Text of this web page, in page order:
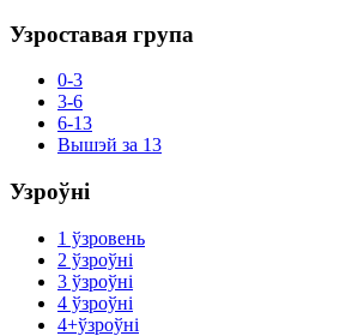
Узроставая група
0-3
3-6
6-13
Вышэй за 13
Узроўні
1 ўзровень
2 ўзроўні
3 ўзроўні
4 ўзроўні
4+ўзроўні